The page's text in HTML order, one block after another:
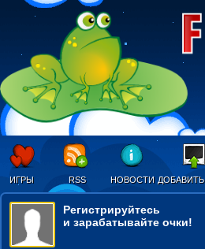
ИГРЫ RSS НОВОСТИ
Регистрируйтесь
и зарабатывайте очки!